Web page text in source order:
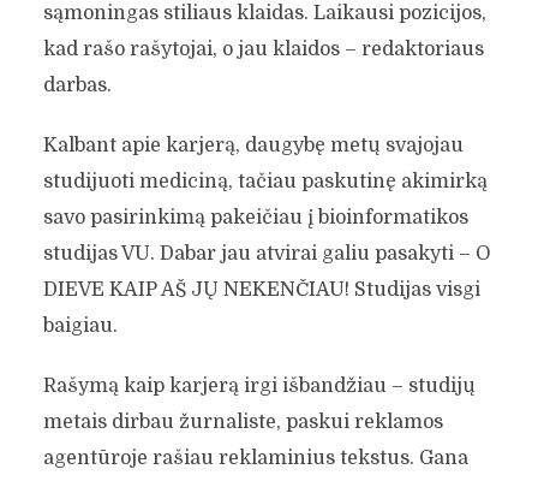
sąmoningas stiliaus klaidas. Laikausi pozicijos,
kad rašo rašytojai, o jau klaidos – redaktoriaus
darbas.
Kalbant apie karjerą, daugybę metų svajojau
studijuoti mediciną, tačiau paskutinę akimirką
savo pasirinkimą pakeičiau į bioinformatikos
studijas VU. Dabar jau atvirai galiu pasakyti – O
DIEVE KAIP AŠ JŲ NEKENČIAU! Studijas visgi
baigiau.
Rašymą kaip karjerą irgi išbandžiau – studijų
metais dirbau žurnaliste, paskui reklamos
agentūroje rašiau reklaminius tekstus. Gana